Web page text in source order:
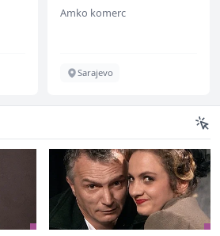
Amko komerc
Sarajevo